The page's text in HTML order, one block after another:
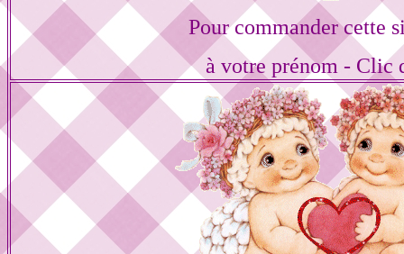
Pour commander cette
à votre prénom - Clic